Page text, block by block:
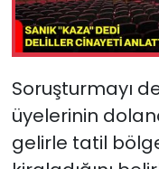
Soruşturmayı
üyelerinin
gelirle tatil